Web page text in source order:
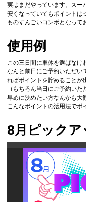
実はまだやっています。スー
安くなっていてもポイントは
ものすんごいコンボとなって
使用例
この三日間に車体を選ばなけ
なんと前日にご予約いただい
ればポイントを貯めることが
（もちろん当日にご予約いた
早めに決めたい方なんかも大
こんなポイントの活用法でポ
8月ピックア